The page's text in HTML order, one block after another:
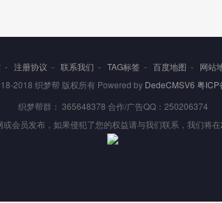
- 注册协议 - 联系我们 - TAG标签 - 百度地图 - 网站
2018 织梦帮 版权所有 Powered by DedeCMSV6 粤ICP
织梦帮群： 365648378 合作/广告QQ：250206374
会员发布，如果侵犯了您的权益请与我们联系，我们将